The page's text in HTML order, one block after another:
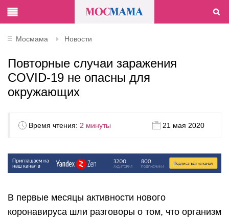
Мосмама Новости
Повторные случаи заражения
COVID-19 не опасны для
окружающих
Время чтения: 2 минуты 21 мая 2020
В первые месяцы активности нового
коронавируса шли разговоры о том, что организм